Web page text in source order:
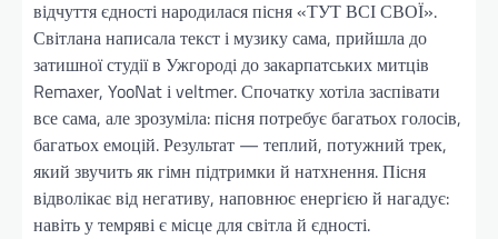
відчуття єдності народилася пісня «ТУТ ВСІ СВОЇ».
Світлана написала текст і музику сама, прийшла до
затишної студії в Ужгороді до закарпатських митців
Remaxer, YooNat і veltmer. Спочатку хотіла заспівати
все сама, але зрозуміла: пісня потребує багатьох голосів,
багатьох емоцій. Результат — теплий, потужний трек,
який звучить як гімн підтримки й натхнення. Пісня
відволікає від негативу, наповнює енергією й нагадує:
навіть у темряві є місце для світла й єдності.